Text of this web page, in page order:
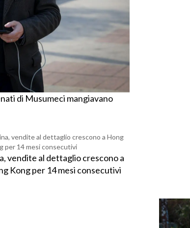
di Musumeci mangiavano
vendite al dettaglio crescono a
Kong per 14 mesi consecutivi